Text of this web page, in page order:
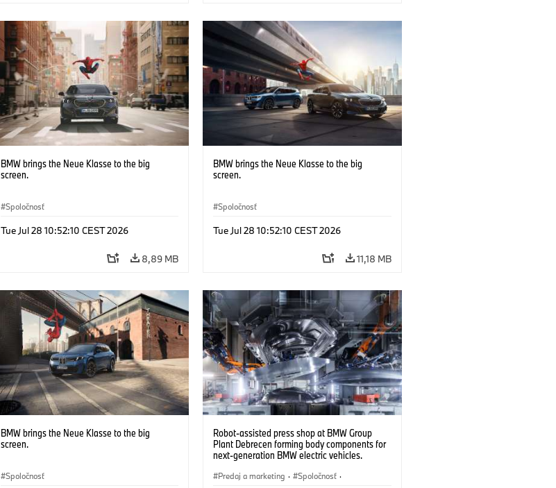
BMW brings the Neue Klasse to the big
screen.
Spoločnosť
Tue Jul 28 10:52:10 CEST 2026
8,89 MB
BMW brings the Neue Klasse to the big
screen.
Spoločnosť
Tue Jul 28 10:52:10 CEST 2026
11,18 MB
BMW brings the Neue Klasse to the big
screen.
Spoločnosť
Robot-assisted press shop at BMW Group
Plant Debrecen forming body components for
next-generation BMW electric vehicles.
Predaj a marketing · Spoločnosť ·